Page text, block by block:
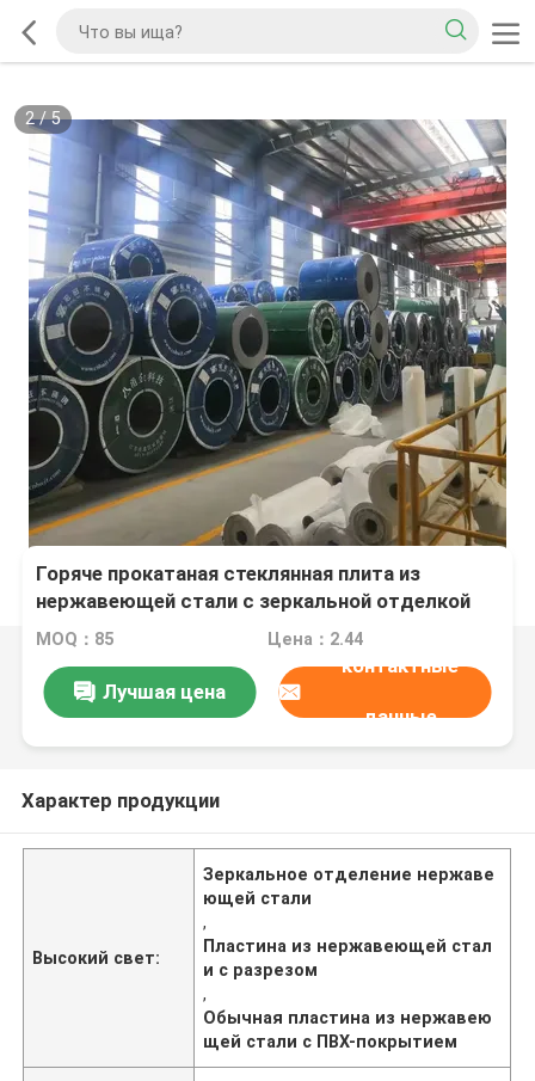
2/5
Горяче прокатаная стеклянная плита из
нержавеющей стали с зеркальной отделкой
SUS304 с разрезанным краем и общим PVC-
MOQ：85 Цена：2.44
Лучшая цена
контактные
данные
Характер продукции
Высокий свет:
Зеркальное отделение нержаве
ющей стали
,
Пластина из нержавеющей стал
и с разрезом
,
Обычная пластина из нержавею
щей стали с ПВХ-покрытием